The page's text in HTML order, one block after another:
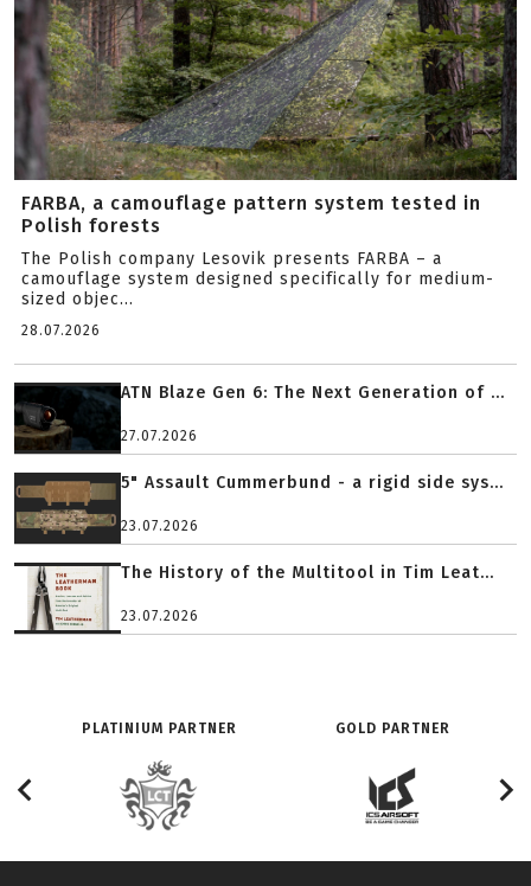
FARBA, a camouflage pattern system tested in
Polish forests
The Polish company Lesovik presents FARBA – a
camouflage system designed specifically for medium-
sized objec...
28.07.2026
ATN Blaze Gen 6: The Next Generation of ...
27.07.2026
5" Assault Cummerbund - a rigid side sys...
23.07.2026
The History of the Multitool in Tim Leat...
23.07.2026
PLATINIUM PARTNER GOLD PARTNER